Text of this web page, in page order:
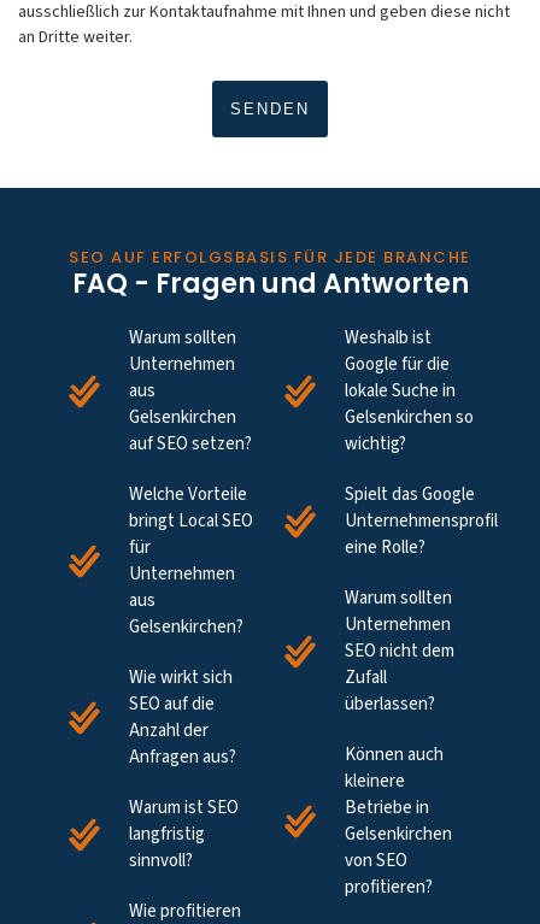
ausschließlich zur Kontaktaufnahme mit Ihnen und geben diese nicht
an Dritte weiter.
SEO AUF ERFOLGSBASIS FÜR JEDE BRANCHE
FAQ - Fragen und Antworten
Warum sollten
Unternehmen
aus
Gelsenkirchen
auf SEO setzen?
Welche Vorteile
bringt Local SEO
für
Unternehmen
aus
Gelsenkirchen?
Wie wirkt sich
SEO auf die
Anzahl der
Anfragen aus?
Warum ist SEO
langfristig
sinnvoll?
Wie profitieren
Weshalb ist
Google für die
lokale Suche in
Gelsenkirchen so
wichtig?
Spielt das Google
Unternehmensprofil
eine Rolle?
Warum sollten
Unternehmen
SEO nicht dem
Zufall
überlassen?
Können auch
kleinere
Betriebe in
Gelsenkirchen
von SEO
profitieren?